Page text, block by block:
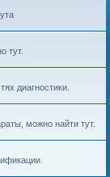
тут.
диагностики.
можно найти тут.